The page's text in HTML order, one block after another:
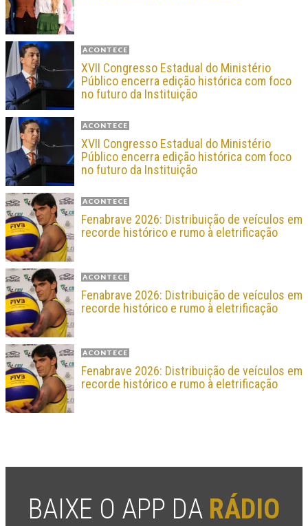
ACONTECE
XVII Congresso Estadual do Ministério
Público encerra edição histórica com foco
no futuro da Instituição
ACONTECE
XVII Congresso Estadual do Ministério
Público encerra edição histórica com foco
no futuro da Instituição
ACONTECE
Fenabrave 2026: Distribuição de veículos em
recorde histórico e rumo à eletrificação
ACONTECE
Fenabrave 2026: Distribuição de veículos em
recorde histórico e rumo à eletrificação
ACONTECE
Fenabrave 2026: Distribuição de veículos em
recorde histórico e rumo à eletrificação
BAIXE O APP DA RÁDIO